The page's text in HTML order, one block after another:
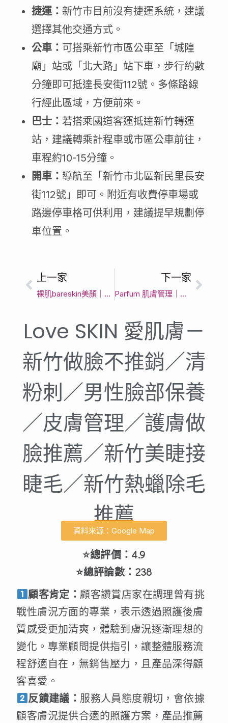
捷運： 新竹市目前沒有捷運系統，建議
選擇其他交通方式。
公車： 可搭乘新竹市區公車至「城隍
廟」站或「北大路」站下車，步行約數
分鐘即可抵達長安街112號。多條路線
行經此區域，方便前來。
巴士： 若搭乘國道客運抵達新竹轉運
站，建議轉乘計程車或市區公車前往，
車程約10-15分鐘。
開車： 導航至「新竹市北區新民里長安
街112號」即可。附近有收費停車場或
路邊停車格可供利用，建議提早規劃停
車位置。
上一家
裸肌bareskin美顏｜新竹市粉刺調理｜皮膚潔淨舒適
下一家
Parfum 肌膚管理｜新竹｜竹科｜做臉、護膚、保養、美容、清粉刺、男生做臉、清潔毛孔髒污、黑眼圈、細紋、美白、舒緩肌膚不適感-新竹臉部保養|護膚美容|清粉刺|男女生做臉|舒緩肌膚不適感肌膚|清潔毛孔髒污照顧
Love SKIN 愛肌膚－
新竹做臉不推銷／清
粉刺／男性臉部保養
／皮膚管理／護膚做
臉推薦／新竹美睫接
睫毛／新竹熱蠟除毛
推薦
資料來源：Google Map
⭐總評價：4.9
⭐總評論數：238
顧客肯定： 顧客讚賞店家在調理曾有挑
戰性膚況方面的專業，表示透過照護後膚
質感受更加清爽，體驗到膚況逐漸理想的
變化。專業顧問提供指引，讓整體服務流
程舒適自在，無銷售壓力，且產品深得顧
客喜愛。
反饋建議： 服務人員態度親切，會依據
顧客膚況提供合適的照護方案，產品推薦